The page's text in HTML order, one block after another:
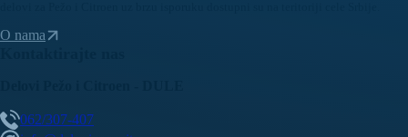
O nama
062/307-407